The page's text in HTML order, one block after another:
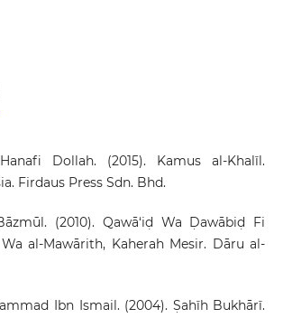
Dollah. (2015). Kamus al-Khalīl.
Firdaus Press Sdn. Bhd.
(2010). Qawā‘iḍ Wa Ḍawābiḍ Fi
Wa al-Mawārith, Kaherah Mesir. Dāru al-
Ibn Ismail. (2004). Ṣahīh Bukhārī.